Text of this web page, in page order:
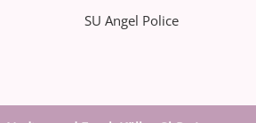
SU Angel Police